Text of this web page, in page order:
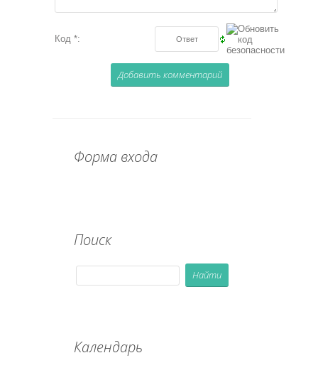
Код *:
Форма входа
Поиск
Календарь